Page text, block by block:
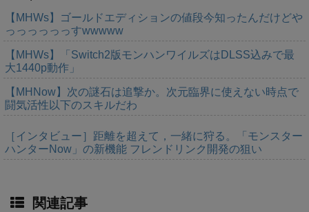
【MHWs】ゴールドエディションの値段今知ったんだけどや
っっっっっっすwwwww
【MHWs】「Switch2版モンハンワイルズはDLSS込みで最
大1440p動作」
【MHNow】次の謎石は追撃か。次元臨界に使えない時点で
闘気活性以下のスキルだわ
［インタビュー］距離を超えて，一緒に狩る。「モンスター
ハンターNow」の新機能 フレンドリンク開発の狙い
関連記事